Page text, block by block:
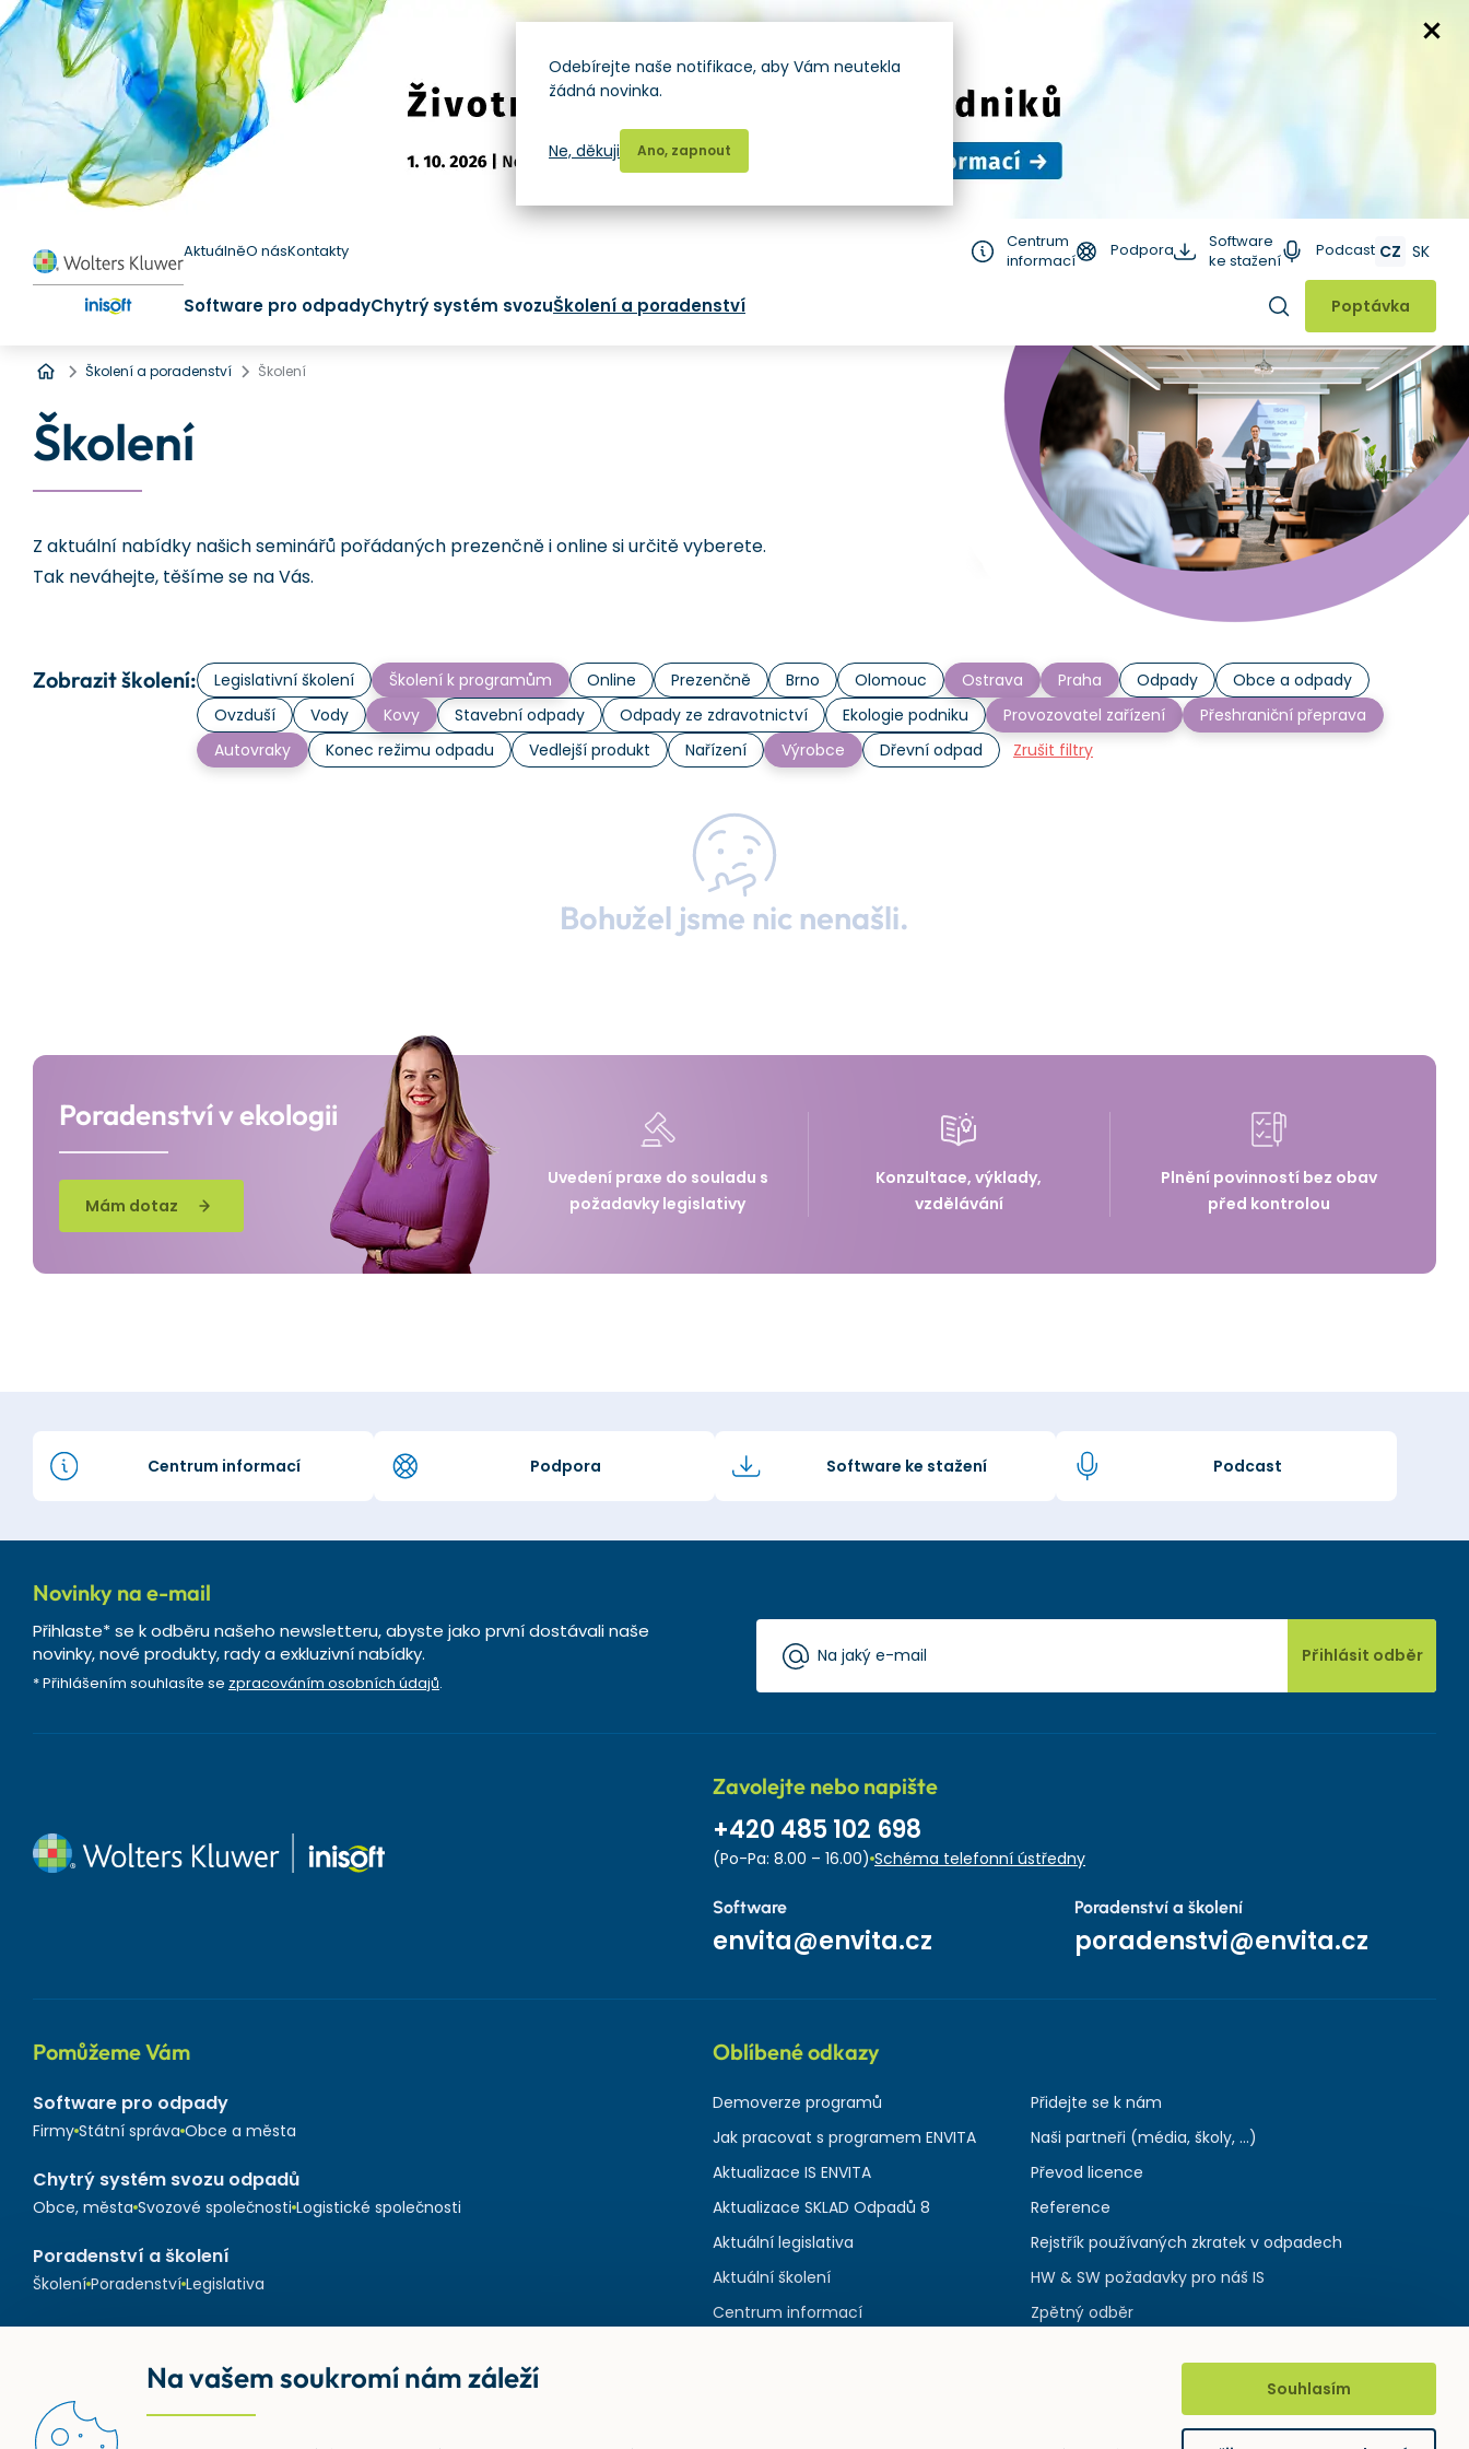
AktuálněO násKontakty
Centrum
informací
Podpora
Software
ke stažení
Podcast CZ SK
Software pro odpadyChytrý systém svozuŠkolení a poradenství Hledat
Poptávka
Úvod
Školení a poradenství Školení
Školení
Z aktuální nabídky našich seminářů pořádaných prezenčně i online si určitě vyberete.
Tak neváhejte, těšíme se na Vás.
Zobrazit školení: Legislativní školení Školení k programům Online Prezenčně Brno Olomouc Ostrava Praha Odpady
Obce a odpady
Ovzduší
Vody Kovy Stavební odpady Odpady ze zdravotnictví Ekologie podniku Provozovatel zařízení
Přeshraniční přeprava
Autovraky
Konec režimu odpadu Vedlejší produkt Nařízení Výrobce Dřevní odpad Zrušit filtry
Bohužel jsme nic nenašli.
Poradenství v ekologii
Mám dotaz
Uvedení praxe do souladu s
požadavky legislativy
Konzultace, výklady,
vzdělávání
Plnění povinností bez obav
před kontrolou
Centrum informací Podpora Software ke stažení Podcast
Novinky na e-mail
Přihlaste* se k odběru našeho newsletteru, abyste jako první dostávali naše
novinky, nové produkty, rady a exkluzivní nabídky.
* Přihlášením souhlasíte se zpracováním osobních údajů.
Přihlásit odběr
Zavolejte nebo napište
+420 485 102 698
(Po-Pa: 8.00 – 16.00) Schéma telefonní ústředny
Software
envita@envita.cz
Poradenství a školení
poradenstvi@envita.cz
Pomůžeme Vám
Software pro odpady
Firmy Státní správa Obce a města
Chytrý systém svozu odpadů
Obce, města Svozové společnosti Logistické společnosti
Poradenství a školení
Školení Poradenství Legislativa
Oblíbené odkazy
Demoverze programů
Jak pracovat s programem ENVITA
Aktualizace IS ENVITA
Aktualizace SKLAD Odpadů 8
Aktuální legislativa
Aktuální školení
Centrum informací
Přidejte se k nám
Naši partneři (média, školy, ...)
Převod licence
Reference
Rejstřík používaných zkratek v odpadech
HW & SW požadavky pro náš IS
Zpětný odběr
Odebírejte naše notifikace, aby Vám neutekla
žádná novinka.
Ano, zapnout
Ne, děkuji
Na vašem soukromí nám záleží Souhlasím